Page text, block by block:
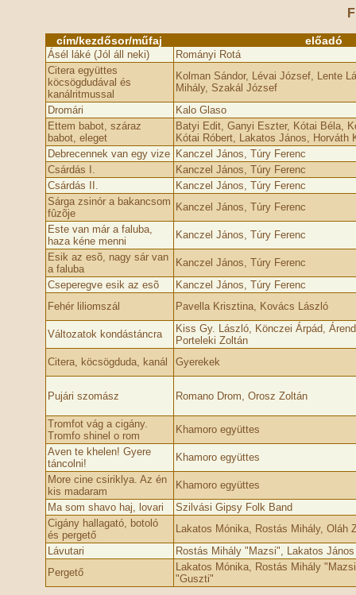
cím/kezdősor/műfaj előadó
Ásél láké (Jól áll neki)
Rományi Rotá
Citera együttes
köcsögdudával és
kanálritmussal
Kolman Sándor, Lévai József, Lente
Mihály, Szakál József
Dromári
Kalo Glaso
Ettem babot, száraz
babot, eleget
Batyi Edit, Ganyi Eszter, Kótai Béla,
Kótai Róbert, Lakatos János, Horváth
Debrecennek van egy vize
Kanczel János, Túry Ferenc
Csárdás I.
Kanczel János, Túry Ferenc
Csárdás II.
Kanczel János, Túry Ferenc
Sárga zsinór a bakancsom
fûzõje
Kanczel János, Túry Ferenc
Este van már a faluba,
haza kéne menni
Kanczel János, Túry Ferenc
Esik az esõ, nagy sár van
a faluba
Kanczel János, Túry Ferenc
Cseperegve esik az esõ
Kanczel János, Túry Ferenc
Fehér liliomszál
Pavella Krisztina, Kovács László
Változatok kondástáncra
Kiss Gy. László, Könczei Árpád,
Porteleki Zoltán
Citera, köcsögduda, kanál
Gyerekek
Pujári szomász Romano Drom, Orosz Zoltán
Tromfot vág a cigány.
Tromfo shinel o rom
Khamoro együttes
Aven te khelen! Gyere
táncolni!
Khamoro együttes
More cine csiriklya. Az én
kis madaram
Khamoro együttes
Ma som shavo haj, lovari
Szilvási Gipsy Folk Band
Cigány hallagató, botoló
és pergető
Lakatos Mónika, Rostás Mihály, Oláh
Lávutari
Rostás Mihály "Mazsi", Lakatos
Pergető
Lakatos Mónika, Rostás Mihály
"Guszti"